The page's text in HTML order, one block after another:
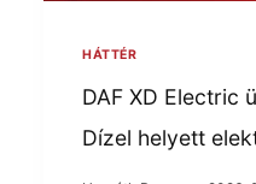
HÁTTÉR
DAF XD Electric
Dízel helyett